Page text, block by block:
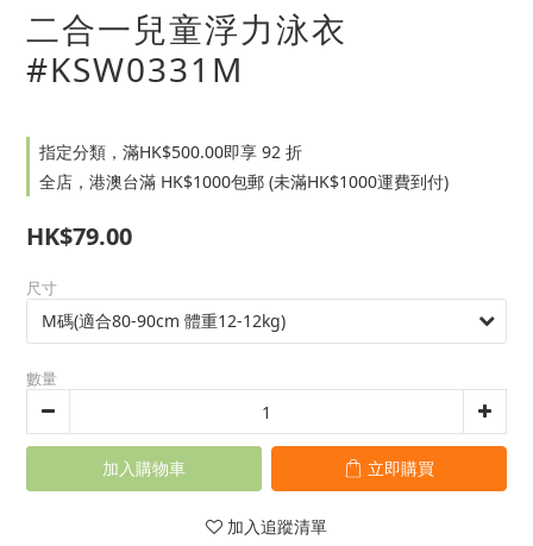
二合一兒童浮力泳衣
#KSW0331M
指定分類，滿HK$500.00即享 92 折
全店，港澳台滿 HK$1000包郵 (未滿HK$1000運費到付)
HK$79.00
尺寸
數量
加入購物車 立即購買
加入追蹤清單